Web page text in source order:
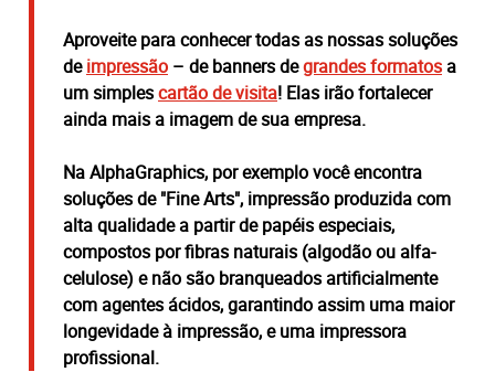
Aproveite para conhecer todas as nossas soluções
deimpressão – de banners degrandes formatosa
um simplescartão de visita! Elas irão fortalecer
ainda mais a imagem de sua empresa.
Na AlphaGraphics, por exemplo você encontra
soluções de "Fine Arts", impressão produzida com
alta qualidade a partir de papéis especiais,
compostos por fibras naturais (algodão ou alfa-
celulose) e não são branqueados artificialmente
com agentes ácidos, garantindo assim uma maior
longevidade à impressão, e uma impressora
profissional.